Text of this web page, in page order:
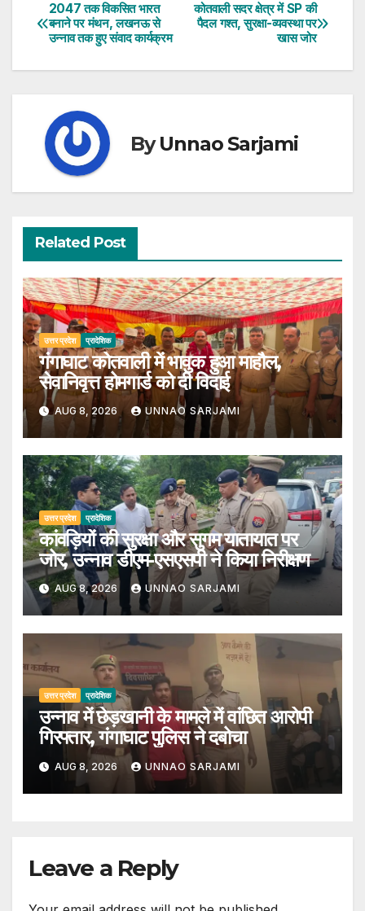
Post
navigation
कोतवाली सदर क्षेत्र में SP की
पैदल गश्त, सुरक्षा-व्यवस्था पर
खास जोर
2047 तक विकसित भारत
बनाने पर मंथन, लखनऊ से
उन्नाव तक हुए संवाद कार्यक्रम
ByUnnao Sarjami
Related Post
उत्तर प्रदेश प्रादेशिक
गंगाघाट कोतवाली में भावुक हुआ माहौल,
सेवानिवृत्त होमगार्ड को दी विदाई
AUG 8, 2026 UNNAO SARJAMI
उत्तर प्रदेश प्रादेशिक
कांवड़ियों की सुरक्षा और सुगम यातायात पर
जोर, उन्नाव डीएम-एसएसपी ने किया निरीक्षण
AUG 8, 2026 UNNAO SARJAMI
उत्तर प्रदेश प्रादेशिक
उन्नाव में छेड़खानी के मामले में वांछित आरोपी
गिरफ्तार, गंगाघाट पुलिस ने दबोचा
AUG 8, 2026 UNNAO SARJAMI
Leave a Reply